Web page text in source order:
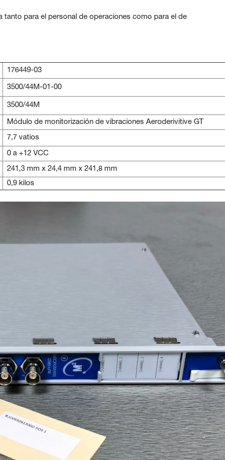
tanto para el personal de operaciones como para el de
176449-03
3500/44M-01-00
3500/44M
Módulo de monitorización de vibraciones Aeroderivitive GT
7,7 vatios
0 a +12 VCC
241,3 mm x 24,4 mm x 241,8 mm
0,9 kilos